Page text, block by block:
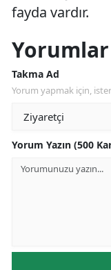
fayda vardır.
Yorumlar
Takma Ad
Yorum yapmak için,
Yorum Yazın (500